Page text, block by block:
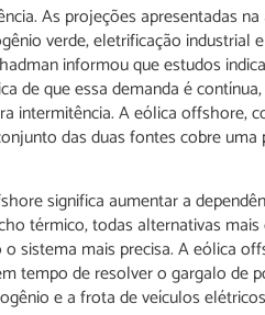
As projeções apresentadas
verde, eletrificação
informou que estudos
de que essa demanda é
intermitência. A eólica offshore,
das duas fontes cobre
significa aumentar a
térmico, todas alternativas
sistema mais precisa. A eólica
tempo de resolver o gargalo de
e a frota de veículos